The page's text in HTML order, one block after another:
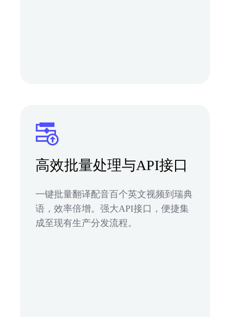
高效批量处理与API接口
一键批量翻译配音百个英文视频到瑞典
语，效率倍增。强大API接口，便捷集
成至现有生产分发流程。